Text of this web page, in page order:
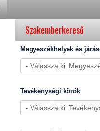
Szakemberkereső
Megyeszékhelyek és
Tevékenységi körök